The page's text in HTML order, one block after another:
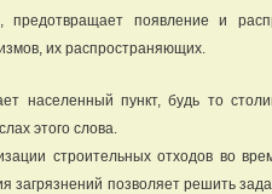
предотвращает появление и
их распространяющих.
населенный пункт, будь то
этого слова.
строительных отходов во
загрязнений позволяет решить